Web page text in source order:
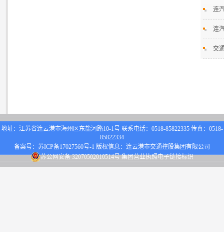
连
连
交
地址：江苏省连云港市海州区东盐河路10-1号 联系电话：0518-85822335 传真：0518-
85822334
备案号： 苏ICP备17027560号-1 版权信息：连云港市交通控股集团有限公司
苏公网安备 32070502010514号 集团营业执照电子链接标识